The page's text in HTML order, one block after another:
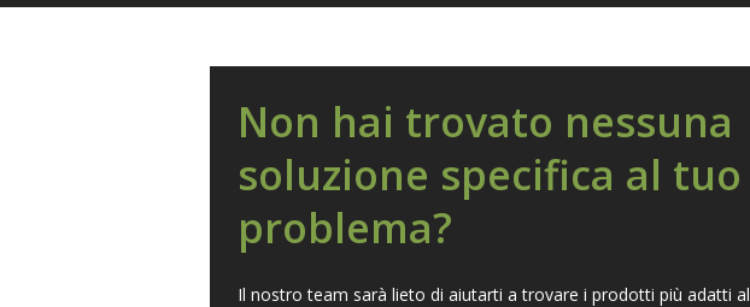
Non hai trovato nessuna
soluzione specifica al tuo
problema?
Il nostro team sarà lieto di aiutarti a trovare i prodotti più adatti al